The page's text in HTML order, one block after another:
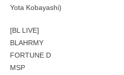
Yota Kobayashi)
[BL LIVE]
BLAHRMY
FORTUNE D
MSP